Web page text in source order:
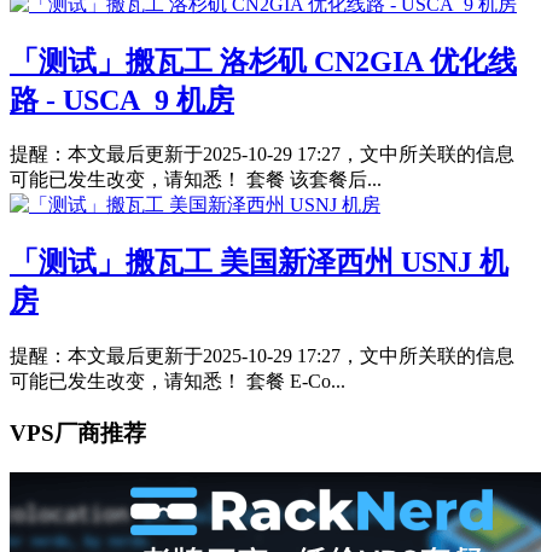
「测试」搬瓦工 洛杉矶 CN2GIA 优化线
路 - USCA_9 机房
提醒：本文最后更新于2025-10-29 17:27，文中所关联的信息
可能已发生改变，请知悉！ 套餐 该套餐后...
「测试」搬瓦工 美国新泽西州 USNJ 机
房
提醒：本文最后更新于2025-10-29 17:27，文中所关联的信息
可能已发生改变，请知悉！ 套餐 E-Co...
VPS厂商推荐